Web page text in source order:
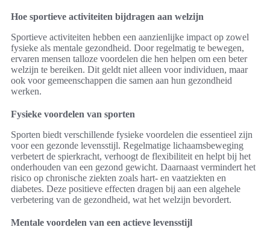
Hoe sportieve activiteiten bijdragen aan welzijn
Sportieve activiteiten hebben een aanzienlijke impact op zowel
fysieke als mentale gezondheid. Door regelmatig te bewegen,
ervaren mensen talloze voordelen die hen helpen om een beter
welzijn te bereiken. Dit geldt niet alleen voor individuen, maar
ook voor gemeenschappen die samen aan hun gezondheid
werken.
Fysieke voordelen van sporten
Sporten biedt verschillende fysieke voordelen die essentieel zijn
voor een gezonde levensstijl. Regelmatige lichaamsbeweging
verbetert de spierkracht, verhoogt de flexibiliteit en helpt bij het
onderhouden van een gezond gewicht. Daarnaast vermindert het
risico op chronische ziekten zoals hart- en vaatziekten en
diabetes. Deze positieve effecten dragen bij aan een algehele
verbetering van de gezondheid, wat het welzijn bevordert.
Mentale voordelen van een actieve levensstijl